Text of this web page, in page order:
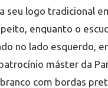
seu logo tradicional
enquanto o
no lado esquerdo,
máster da
com bordas